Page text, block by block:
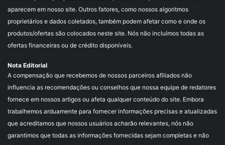
aparecem em nosso site. Outros fatores, como nossos algoritmos
proprietários e dados coletados, também podem afetar como e onde os
produtos/ofertas são colocados neste site. Nós não incluímos todas as
ofertas financeiras ou de crédito disponíveis.
Nota Editorial
A compensação que recebemos de nossos parceiros afiliados não
influencia as recomendações ou conselhos que nossa equipe de redatores
fornece em nossos artigos ou afeta qualquer conteúdo do site. Embora
trabalhemos arduamente para fornecer informações precisas e atualizadas
que acreditamos que nossos usuários acharão relevantes, nós não
garantimos que todas as informações fornecidas sejam completas e não